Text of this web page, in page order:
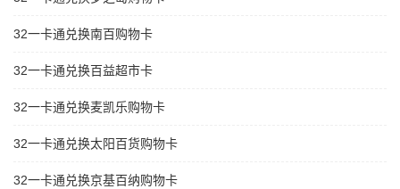
32一卡通兑换南百购物卡
32一卡通兑换百益超市卡
32一卡通兑换麦凯乐购物卡
32一卡通兑换太阳百货购物卡
32一卡通兑换京基百纳购物卡